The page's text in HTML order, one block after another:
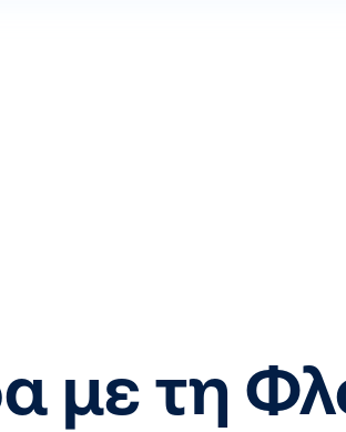
με τη